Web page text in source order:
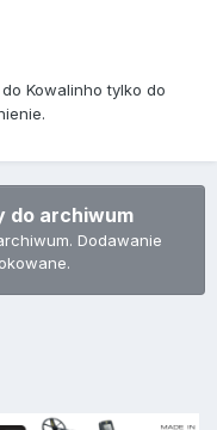
Kowalinho tylko do
do archiwum
Dodawanie